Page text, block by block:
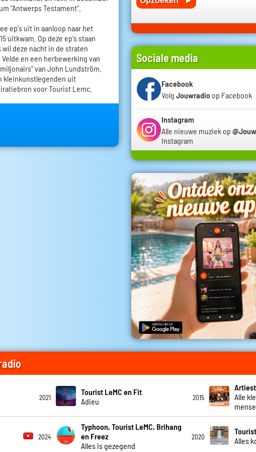
"Antwerps Testament".
ep's uit in aanloop naar het
uitkwam. Op deze ep's staan
deze nacht in de straten
en een herbewerking van
van John Lundström.
kleinkunstlegenden uit
voor Tourist Lemc.
Sociale media
Facebook
Volg Jouwradio op Facebook
Instagram
Alle nieuwe muziek op
Instagram
2021
Tourist LeMC en Fit
Adieu
2015
Alle
2024
Typhoon, Tourist LeMC, Brihang
en Freez
Alles is gezegend
2020
Alles